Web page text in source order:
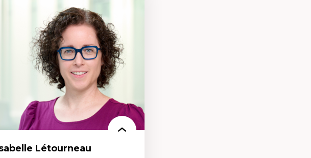
Histoire de l'architecture et de la ville,
notamment au Canada
Théorie et pratiques en conservation de
l'environnement bâti
Conception de projet en milieu existant
Analyse critique en architecture et
enseignement du design architectural et
Létourneau